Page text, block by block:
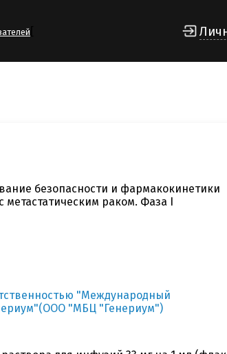
безопасности и фармакокинетики
метастатическим раком. Фаза I
"Международный
"МБЦ "Генериум")